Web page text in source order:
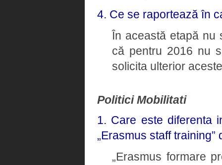
4. Ce se raportează în
În această etapă nu
că pentru 2016 nu
solicita ulterior
Politici Mobilitati
1. Care este diferenta
„Erasmus staff training”
„Erasmus formare